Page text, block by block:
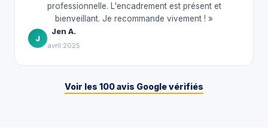
professionnelle. L'encadrement est présent et
bienveillant. Je recommande vivement ! »
J
Jen A.
avril 2025
Voir les 100 avis Google vérifiés